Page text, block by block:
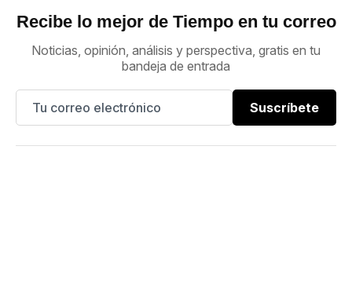
Recibe lo mejor de Tiempo en tu correo
Noticias, opinión, análisis y perspectiva, gratis en tu
bandeja de entrada
Suscríbete